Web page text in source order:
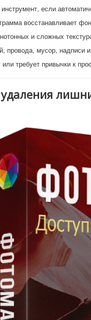
если
восстанавливает
и сложных
провода, мусор, надписи
или требует привычки к